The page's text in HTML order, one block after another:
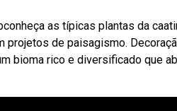
as típicas plantas da
de paisagismo.
bioma rico e diversificado que